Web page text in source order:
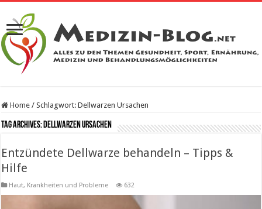
Home / Schlagwort:Dellwarzen Ursachen
Tag Archives:Dellwarzen Ursachen
Entzündete Dellwarze behandeln – Tipps &
Hilfe
Haut, Krankheiten und Probleme 632